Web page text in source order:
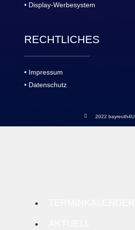
• Display-Werbesystem
RECHTLICHES
• Impressum
• Datenschutz
2022 bayreuth4U